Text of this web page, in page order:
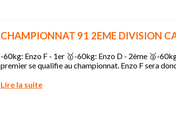
CHAMPIONNAT 91 2EME DIVISION
-60kg: Enzo F - 1er 🥇-60kg: Enzo D - 2ème 🥈-
premier se qualifie au championnat. Enzo F sera
Lire la suite